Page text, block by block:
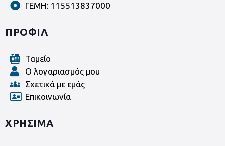
ΓΕΜΗ: 115513837000
ΠΡΟΦΙΛ
Ταμείο
Ο λογαριασμός μου
Σχετικά με εμάς
Επικοινωνία
ΧΡΗΣΙΜΑ